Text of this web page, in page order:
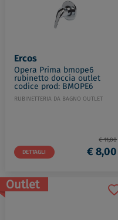
Ercos
Opera Prima bmope6
rubinetto doccia outlet
codice prod: BMOPE6
RUBINETTERIA DA BAGNO OUTLET
DETTAGLI
€ 11,00
€ 8,00
Outlet